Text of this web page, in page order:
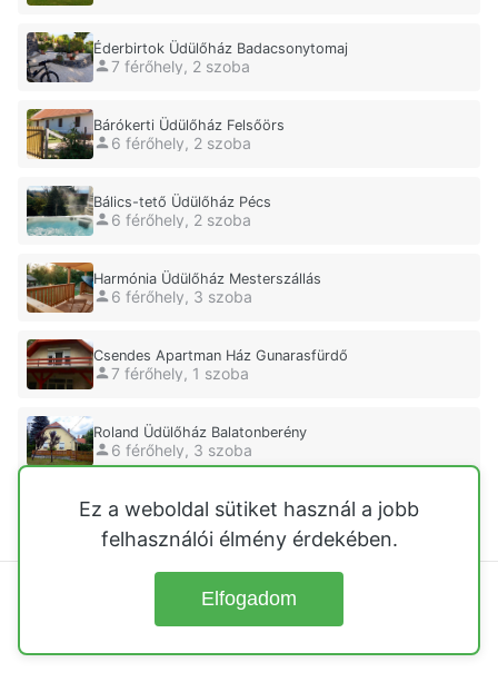
Éderbirtok Üdülőház Badacsonytomaj
7 férőhely, 2 szoba
Bárókerti Üdülőház Felsőörs
6 férőhely, 2 szoba
Bálics-tető Üdülőház Pécs
6 férőhely, 2 szoba
Harmónia Üdülőház Mesterszállás
6 férőhely, 3 szoba
Csendes Apartman Ház Gunarasfürdő
7 férőhely, 1 szoba
Roland Üdülőház Balatonberény
6 férőhely, 3 szoba
Bély Üdülőház Balatonmáriafürdő
5 férőhely, 3 szoba
Ez a weboldal sütiket használ a jobb
felhasználói élmény érdekében.
Elfogadom